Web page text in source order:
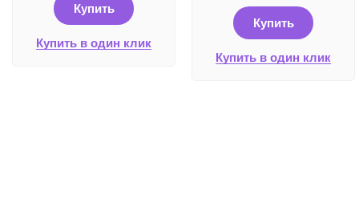
Купить
Купить в один клик
Купить
Купить в один клик